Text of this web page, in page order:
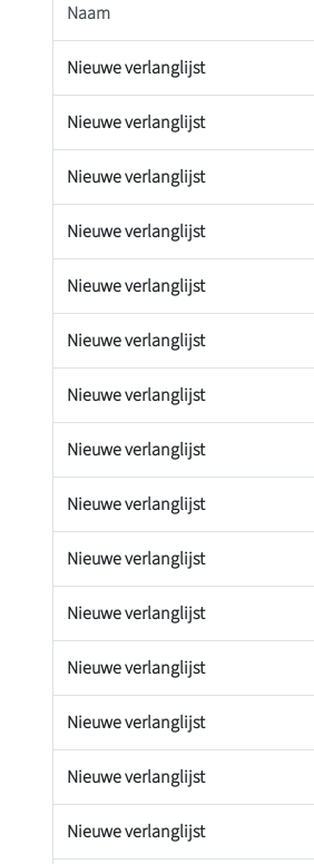
Naam
Nieuwe verlanglijst
Nieuwe verlanglijst
Nieuwe verlanglijst
Nieuwe verlanglijst
Nieuwe verlanglijst
Nieuwe verlanglijst
Nieuwe verlanglijst
Nieuwe verlanglijst
Nieuwe verlanglijst
Nieuwe verlanglijst
Nieuwe verlanglijst
Nieuwe verlanglijst
Nieuwe verlanglijst
Nieuwe verlanglijst
Nieuwe verlanglijst